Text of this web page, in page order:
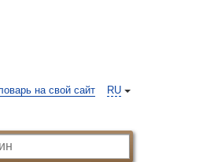
RU
на свой сайт